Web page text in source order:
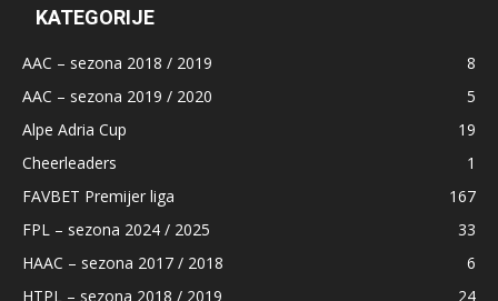
KATEGORIJE
AAC – sezona 2018 / 2019
8
AAC – sezona 2019 / 2020
5
Alpe Adria Cup
19
Cheerleaders
1
FAVBET Premijer liga
167
FPL – sezona 2024 / 2025
33
HAAC – sezona 2017 / 2018
6
HTPL – sezona 2018 / 2019
24